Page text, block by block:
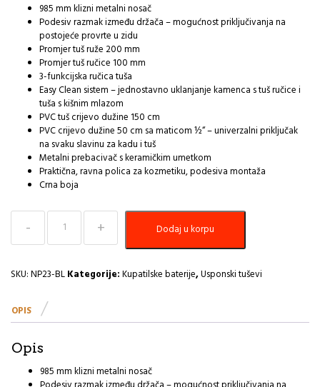
985 mm klizni metalni nosač
Podesiv razmak između držača – mogućnost priključivanja na
postojeće provrte u zidu
Promjer tuš ruže 200 mm
Promjer tuš ručice 100 mm
3-funkcijska ručica tuša
Easy Clean sistem – jednostavno uklanjanje kamenca s tuš ručice i
tuša s kišnim mlazom
PVC tuš crijevo dužine 150 cm
PVC crijevo dužine 50 cm sa maticom ½“ – univerzalni priključak
na svaku slavinu za kadu i tuš
Metalni prebacivač s keramičkim umetkom
Praktična, ravna polica za kozmetiku, podesiva montaža
Crna boja
Usponski
RONDO
FERRO
količina
Dodaj u korpu
SKU:NP23-BLKategorije:Kupatilske baterije,Usponski tuševi
OPIS
Opis
985 mm klizni metalni nosač